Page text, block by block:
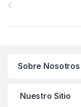
Sobre Nosotros
Nuestro Sitio